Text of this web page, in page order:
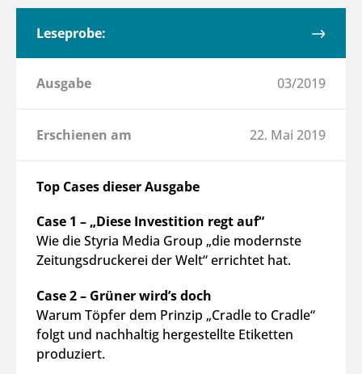
Leseprobe:
Ausgabe 03/2019
Erschienen am 22. Mai 2019
Top Cases dieser Ausgabe
Case 1 – „Diese Investition regt auf“
Wie die Styria Media Group „die modernste
Zeitungsdruckerei der Welt“ errichtet hat.
Case 2 – Grüner wird’s doch
Warum Töpfer dem Prinzip „Cradle to Cradle“
folgt und nachhaltig hergestellte Etiketten
produziert.